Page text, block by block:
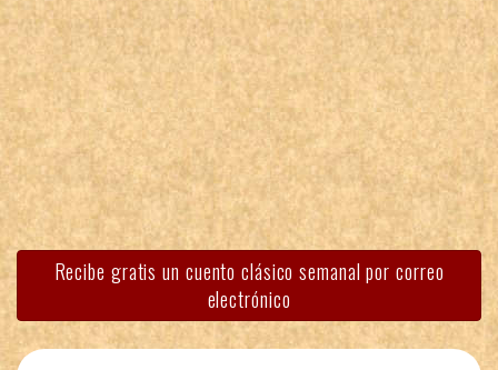
Recibe gratis un cuento clásico semanal por correo
electrónico